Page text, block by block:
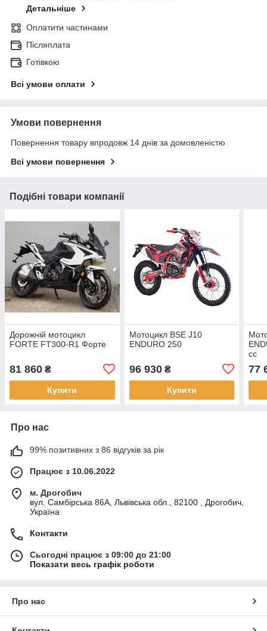
Детальніше
Оплатити частинами
Післяплата
Готівкою
Всі умови оплати
Умови повернення
Повернення товару впродовж 14 днів за домовленістю
Всі умови повернення
Подібні товари компанії
Дорожній мотоцикл
FORTE FT300-R1 Форте
81 860 ₴
Купити
Мотоцикл BSE J10
ENDURO 250
96 930₴
Купити
cc
77
Про нас
99% позитивних з 86 відгуків за рік
Працює з 10.06.2022
м. Дрогобич
вул. Самбірська 86А, Львівська обл., 82100 , Дрогобич,
Україна
Контакти
Сьогодні працює з 09:00 до 21:00
Показати весь графік роботи
Про нас